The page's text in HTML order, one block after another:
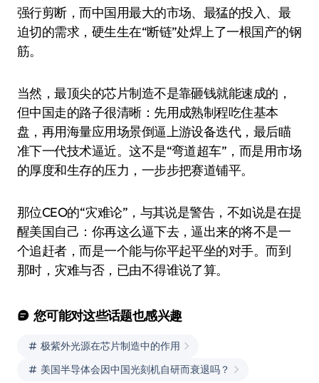
强行剪断，而中国用最大的市场、最猛的投入、最
迫切的需求，硬生生在“断链”处焊上了一根国产的钢
筋。
当然，最顶尖的芯片制造不是靠砸钱就能速成的，
但中国走的路子很清晰：先用成熟制程吃住基本
盘，再用海量应用场景倒逼上游设备迭代，最后瞄
准下一代技术逼近。这不是“弯道超车”，而是用市场
的厚度和生存的压力，一步步把赛道铺平。
那位CEO的“灾难论”，与其说是警告，不如说是在提
醒美国自己：你再这么逼下去，逼出来的将不是一
个追赶者，而是一个能与你平起平坐的对手。而到
那时，灾难与否，已由不得谁说了算。
您可能对这些话题也感兴趣
极紫外光源在芯片制造中的作用
美国半导体会因中国光刻机自研而衰退吗？